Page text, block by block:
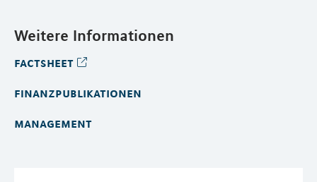
Weitere Informationen
factsheet
finanzpublikationen
management